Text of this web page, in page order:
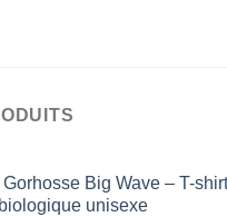
Big Wave – T-
unisexe